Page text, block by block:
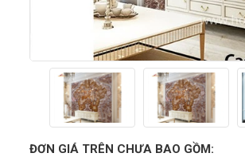
ĐƠN GIÁ TRÊN CHƯA BAO GỒM: